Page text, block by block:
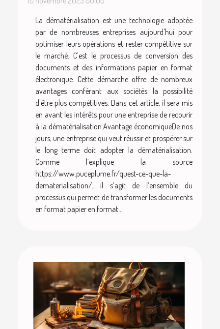
La dématérialisation est une technologie adoptée
par de nombreuses entreprises aujourd'hui pour
optimiser leurs opérations et rester compétitive sur
le marché. C'est le processus de conversion des
documents et des informations papier en format
électronique. Cette démarche offre de nombreux
avantages conférant aux sociétés la possibilité
d'être plus compétitives. Dans cet article, il sera mis
en avant les intérêts pour une entreprise de recourir
à la dématérialisation.Avantage économiqueDe nos
jours, une entreprise qui veut réussir et prospérer sur
le long terme doit adopter la dématérialisation.
Comme l’explique la source
https://www.puceplume.fr/quest-ce-que-la-
dematerialisation/, il s’agit de l’ensemble du
processus qui permet de transformer les documents
en format papier en format...